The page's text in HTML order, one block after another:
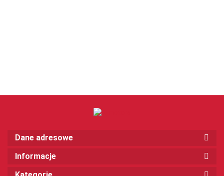
Dane adresowe
Informacje